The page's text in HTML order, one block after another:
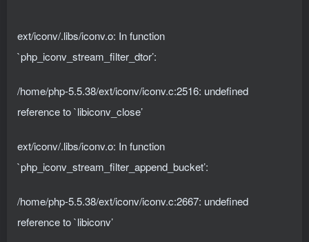
ext/iconv/.libs/iconv.o: In function
`php_iconv_stream_filter_dtor’:
/home/php-5.5.38/ext/iconv/iconv.c:2516: undefined
reference to `libiconv_close’
ext/iconv/.libs/iconv.o: In function
`php_iconv_stream_filter_append_bucket’:
/home/php-5.5.38/ext/iconv/iconv.c:2667: undefined
reference to `libiconv’